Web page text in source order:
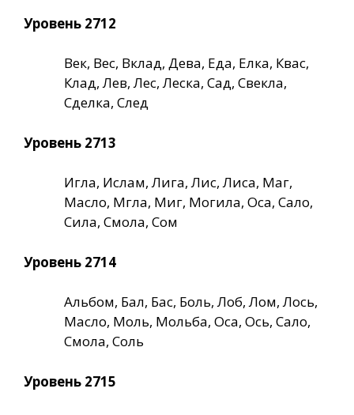
Уровень 2712
Век, Вес, Вклад, Дева, Еда, Елка, Квас,
Клад, Лев, Лес, Леска, Сад, Свекла,
Сделка, След
Уровень 2713
Игла, Ислам, Лига, Лис, Лиса, Маг,
Масло, Мгла, Миг, Могила, Оса, Сало,
Сила, Смола, Сом
Уровень 2714
Альбом, Бал, Бас, Боль, Лоб, Лом, Лось,
Масло, Моль, Мольба, Оса, Ось, Сало,
Смола, Соль
Уровень 2715